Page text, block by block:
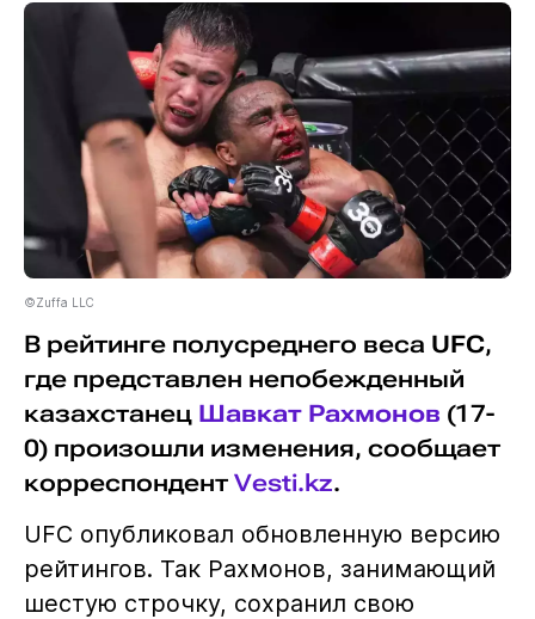
©Zuffa LLC
В рейтинге полусреднего веса UFC,
где представлен непобежденный
казахстанец Шавкат Рахмонов (17-
0) произошли изменения, сообщает
корреспондент Vesti.kz.
UFC опубликовал обновленную версию
рейтингов. Так Рахмонов, занимающий
шестую строчку, сохранил свою